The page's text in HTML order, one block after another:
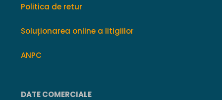
Politica de retur
Soluționarea online a litigiilor
ANPC
DATE COMERCIALE